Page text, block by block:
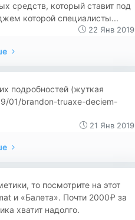
средств, который ставит под
которой специалисты...
22 Янв 2019
подробностей (жуткая
01/brandon-truaxe-deciem-
21 Янв 2019
то посмотрите на этот
и «Балета». Почти 2000₽ за
хватит надолго.